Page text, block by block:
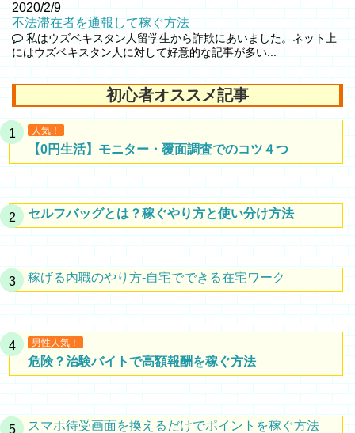
2020/2/9
不法滞在者を通報して稼ぐ方法
私はウズベキスタン人留学生から詐欺にあいました。ネット上
にはウズベキスタン人に対して好意的な記事が多い...
初心者オススメ記事
人気！
【0円生活】モニター・覆面調査でのコツ４つ
セルフバッグとは？稼ぐやり方と使い分け方法
稼げる内職のやり方-自宅でできる在宅ワーク
男性人気！
危険？治験バイトで高額報酬を稼ぐ方法
スマホ待受画面を換えるだけでポイントを稼ぐ方法